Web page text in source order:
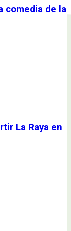
comedia de la
La Raya en